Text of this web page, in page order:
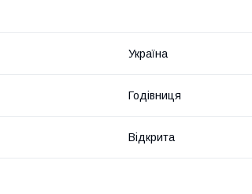
Україна
Годівниця
Відкрита